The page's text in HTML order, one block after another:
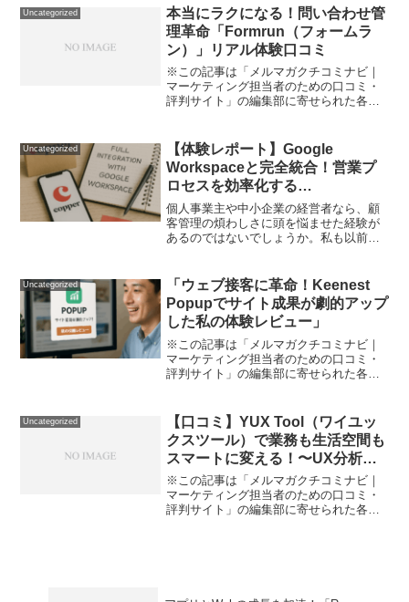
うな変換・調整作業に時間がかかる…」
「Blenderや3DS...
Uncategorized
本当にラクになる！問い合わせ管
理革命「Formrun（フォームラ
ン）」リアル体験口コミ
※この記事は「メルマガクチコミナビ｜
マーケティング担当者のための口コミ・
評判サイト」の編集部に寄せられた各商
ールが溜まって大混乱」「ノーコードっ
て聞くけど、実際素人でも...
Uncategorized
【体験レポート】Google
Workspaceと完全統合！営業プ
ロセスを効率化する
CRM「Copper（コッパー）」
個人事業主や中小企業の経営者なら、顧
客管理の煩わしさに頭を悩ませた経験が
あるのではないでしょうか。私も以前
重要な商談の機会を逃してしまうことが
ありました。そんな悩みを解...
Uncategorized
「ウェブ接客に革命！Keenest
Popupでサイト成果が劇的アップ
した私の体験レビュー」
※この記事は「メルマガクチコミナビ｜
マーケティング担当者のための口コミ・
評判サイト」の編集部に寄せられた各商
費を投じてページに人を呼んでも、イマ
イチ成果に繋がらない…」...
Uncategorized
【口コミ】YUX Tool（ワイユッ
クスツール）で業務も生活空間も
スマートに変える！〜UX分析と
デザイン、そして木製家具の“双
面性”を徹底レビュー〜
※この記事は「メルマガクチコミナビ｜
マーケティング担当者のための口コミ・
評判サイト」の編集部に寄せられた各商